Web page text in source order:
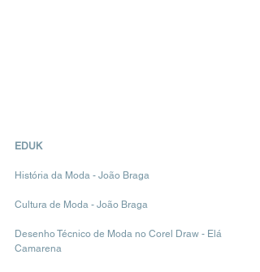
EDUK
História da Moda - João Braga
Cultura de Moda - João Braga
Desenho Técnico de Moda no Corel Draw - Elá
Camarena